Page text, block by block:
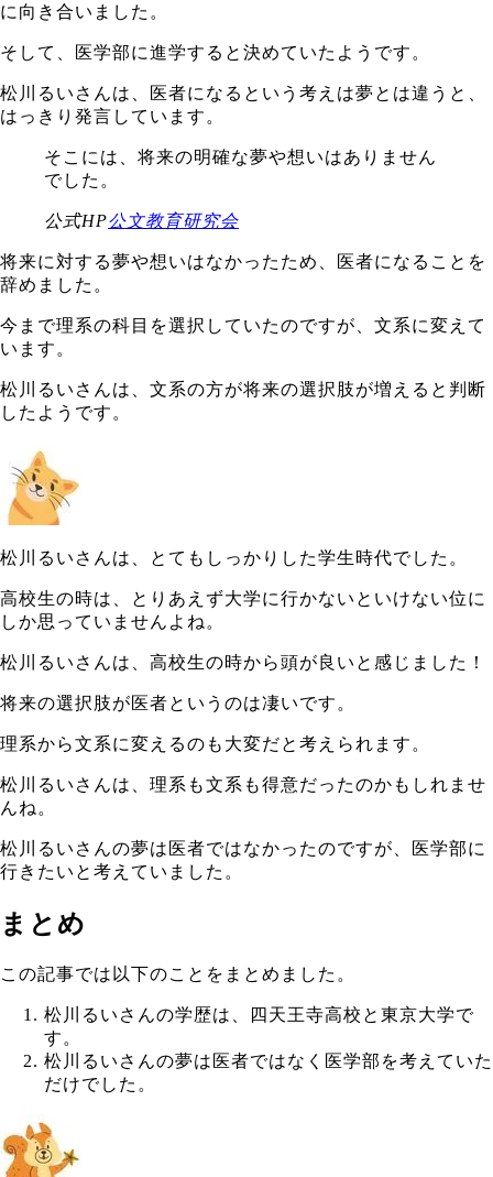
に向き合いました。
そして、医学部に進学すると決めていたようです。
松川るいさんは、
医者になるという考えは夢とは違うと、
はっきり発言しています。
そこには、将来の明確な夢や想いはありません
でした。
公式HP公文教育研究会
将来に対する夢や想いはなかったため、医者になることを
辞めました。
今まで理系の科目を選択していたのですが、文系に変えて
います。
松川るいさんは、文系の方が将来の選択肢が増えると判断
したようです。
松川るいさんは、とてもしっかりした学生時代でした。
高校生の時は、とりあえず大学に行かないといけない位に
しか思っていませんよね。
松川るいさんは、高校生の時から頭が良いと感じました！
将来の選択肢が医者というのは凄いです。
理系から文系に変えるのも大変だと考えられます。
松川るいさんは、理系も文系も得意だったのかもしれませ
んね。
松川るいさんの夢は医者ではなかったのですが、医学部に
行きたいと考えていました。
まとめ
この記事では以下のことをまとめました。
松川るいさんの学歴は、四天王寺高校と東京大学で
す。
松川るいさんの夢は医者ではなく医学部を考えていた
だけでした。